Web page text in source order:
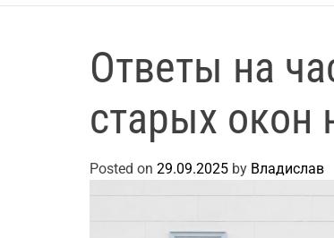
Ответы на
старых окон
Posted on 29.09.2025 by Владислав